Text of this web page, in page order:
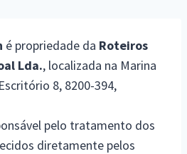
é propriedade da Roteiros
Lda., localizada na Marina
8, 8200-394,
pelo tratamento dos
diretamente pelos